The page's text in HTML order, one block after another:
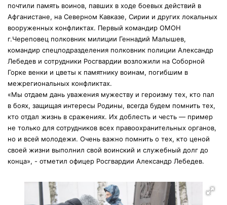
почтили память воинов, павших в ходе боевых действий в
Афганистане, на Северном Кавказе, Сирии и других локальных
вооруженных конфликтах. Первый командир ОМОН
г.Череповец полковник милиции Геннадий Малышев,
командир спецподразделения полковник полиции Александр
Лебедев и сотрудники Росгвардии возложили на Соборной
Горке венки и цветы к памятнику воинам, погибшим в
межрегиональных конфликтах.
«Мы отдаем дань уважения мужеству и героизму тех, кто пал
в боях, защищая интересы Родины, всегда будем помнить тех,
кто отдал жизнь в сражениях. Их доблесть и честь — пример
не только для сотрудников всех правоохранительных органов,
но и всей молодежи. Очень важно помнить о тех, кто ценой
своей жизни выполнил свой воинский и служебный долг до
конца», - отметил офицер Росгвардии Александр Лебедев.